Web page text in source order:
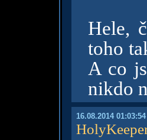
Hele,
toho
A co
nikdo
16.08.2014 01:03:54